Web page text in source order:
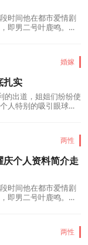
时间他在都市爱情剧
即男二号叶鹿鸣。王
婚嫁
扎实
的出道，姐姐们纷纷使
人特别的吸引眼球，
两性
个人资料简介走
时间他在都市爱情剧
即男二号叶鹿鸣。王
两性